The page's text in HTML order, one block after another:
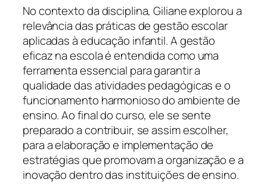
No contexto da disciplina, Giliane explorou a
relevância das práticas de gestão escolar
aplicadas à educação infantil. A gestão
eficaz na escola é entendida como uma
ferramenta essencial para garantir a
qualidade das atividades pedagógicas e o
funcionamento harmonioso do ambiente de
ensino. Ao final do curso, ele se sente
preparado a contribuir, se assim escolher,
para a elaboração e implementação de
estratégias que promovam a organização e a
inovação dentro das instituições de ensino.